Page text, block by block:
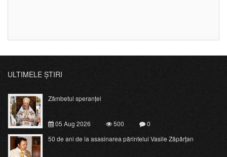
ULTIMELE ȘTIRI
Zâmbetul speranței
05 Aug 2026 500
0
50 de ani de la asasinarea părintelui Vasile Zăpârțan